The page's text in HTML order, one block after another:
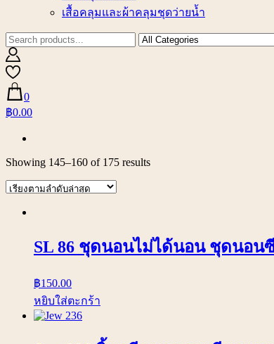
เสื้อคลุมและผ้าคลุมชุดว่ายน้ำ
0
฿0.00
Showing 145–160 of 175 results
SL 86 ชุดนอนไม่ได้นอน ชุดนอน
฿150.00
หยิบใส่ตะกร้า